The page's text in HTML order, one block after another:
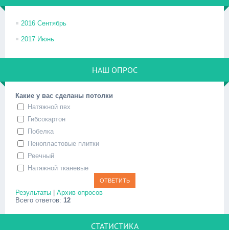
2016 Сентябрь
2017 Июнь
НАШ ОПРОС
Какие у вас сделаны потолки
Натяжной пвх
Гибсокартон
Побелка
Пенопластовые плитки
Реечный
Натяжной тканевые
Результаты
Архив опросов
Всего ответов: 12
СТАТИСТИКА